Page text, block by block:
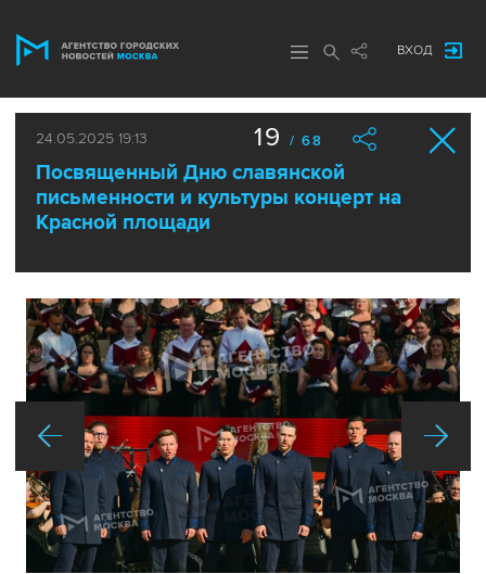
ВХОД
24.05.2025 19:13
Посвященный Дню славянской
письменности и культуры концерт на
Красной площади
19 / 68